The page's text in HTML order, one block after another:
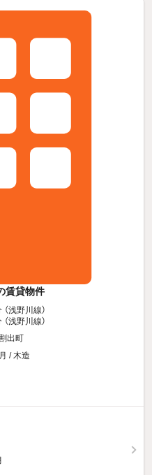
賃貸物件
（浅野川線）
（浅野川線）
出町
/ 木造